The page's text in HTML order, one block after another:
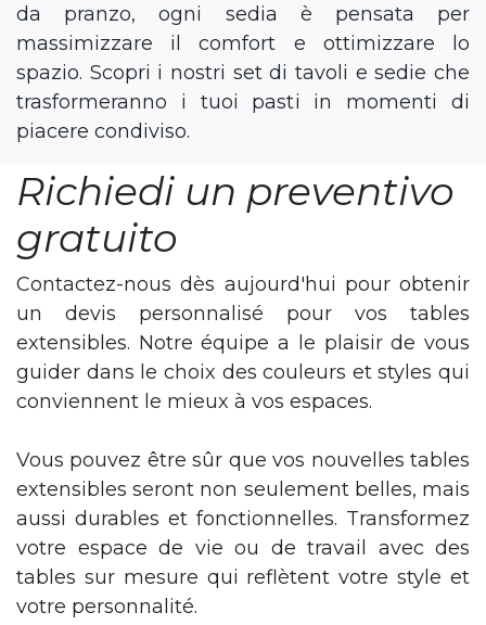
da pranzo, ogni sedia è pensata per
massimizzare il comfort e ottimizzare lo
spazio. Scopri i nostri set di tavoli e sedie che
trasformeranno i tuoi pasti in momenti di
piacere condiviso.
Richiedi un preventivo
gratuito
Contactez-nous dès aujourd'hui pour obtenir
un devis personnalisé pour vos tables
extensibles. Notre équipe a le plaisir de vous
guider dans le choix des couleurs et styles qui
conviennent le mieux à vos espaces.
Vous pouvez être sûr que vos nouvelles tables
extensibles seront non seulement belles, mais
aussi durables et fonctionnelles. Transformez
votre espace de vie ou de travail avec des
tables sur mesure qui reflètent votre style et
votre personnalité.